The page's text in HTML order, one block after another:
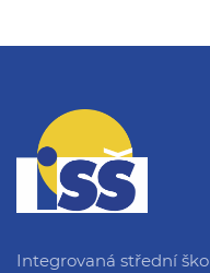
Integrovaná střední